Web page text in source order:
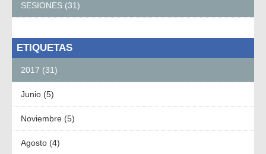
SESIONES (31)
ETIQUETAS
2017 (31)
Junio (5)
Noviembre (5)
Agosto (4)